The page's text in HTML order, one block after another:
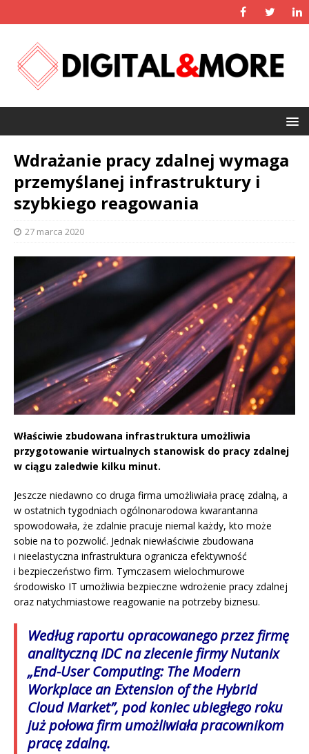
Wdrażanie pracy zdalnej wymaga
przemyślanej infrastruktury i
szybkiego reagowania
27 marca 2020
Właściwie zbudowana infrastruktura umożliwia
przygotowanie wirtualnych stanowisk do pracy zdalnej
w ciągu zaledwie kilku minut.
Jeszcze niedawno co druga firma umożliwiała pracę zdalną, a
w ostatnich tygodniach ogólnonarodowa kwarantanna
spowodowała, że zdalnie pracuje niemal każdy, kto może
sobie na to pozwolić. Jednak niewłaściwie zbudowana
i nieelastyczna infrastruktura ogranicza efektywność
i bezpieczeństwo firm. Tymczasem wielochmurowe
środowisko IT umożliwia bezpieczne wdrożenie pracy zdalnej
oraz natychmiastowe reagowanie na potrzeby biznesu.
Według raportu opracowanego przez firmę
analityczną IDC na zlecenie firmy Nutanix
„End-User Computing: The Modern
Workplace an Extension of the Hybrid
Cloud Market”, pod koniec ubiegłego roku
już połowa firm umożliwiała pracownikom
pracę zdalną.